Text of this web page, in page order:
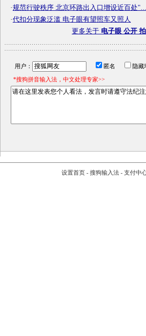
·规范行驶秩序 北京环路出入口增设近百处"...
·代扣分现象泛滥 电子眼有望照车又照人
更多关于 电子眼 公开
用户： 匿名 隐
*搜狗拼音输入法，中文处理专家>>
设置首页- 搜狗输入法- 支付中